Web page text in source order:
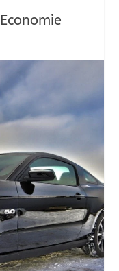
Economie